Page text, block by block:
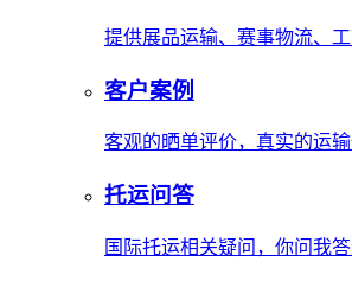
提供展品运输、赛事物流、
客户案例
客观的晒单评价，真实的运
托运问答
国际托运相关疑问，你问我